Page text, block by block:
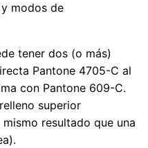
modos de
tener dos (o más)
Pantone 4705-C al
con Pantone 609-C.
superior
resultado que una